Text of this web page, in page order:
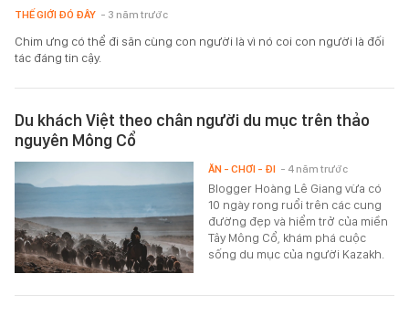
THẾ GIỚI ĐÓ ĐÂY - 3 năm trước
Chim ưng có thể đi săn cùng con người là vì nó coi con người là đối
tác đáng tin cậy.
Du khách Việt theo chân người du mục trên thảo
nguyên Mông Cổ
Blogger Hoàng Lê Giang vừa có
10 ngày rong ruổi trên các cung
đường đẹp và hiểm trở của miền
Tây Mông Cổ, khám phá cuộc
sống du mục của người Kazakh.
ĂN - CHƠI - ĐI - 4 năm trước